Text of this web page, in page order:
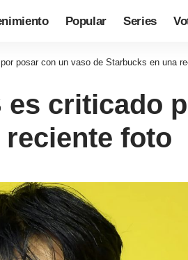
Popular Series
posar con un vaso de Starbucks en una
es criticado
foto